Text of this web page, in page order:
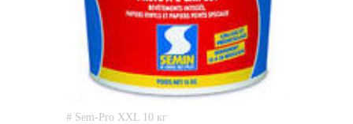
# Sem-Pro XXL 10 кг